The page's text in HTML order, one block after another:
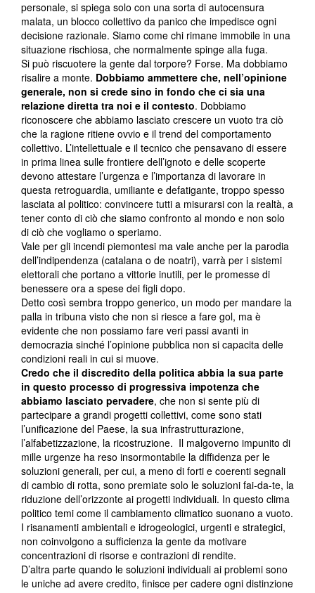
personale, si spiega solo con una sorta di autocensura
malata, un blocco collettivo da panico che impedisce ogni
decisione razionale. Siamo come chi rimane immobile in una
situazione rischiosa, che normalmente spinge alla fuga.
Si può riscuotere la gente dal torpore? Forse. Ma dobbiamo
risalire a monte. Dobbiamo ammettere che, nell’opinione
generale, non si crede sino in fondo che ci sia una
relazione diretta tra noi e il contesto. Dobbiamo
riconoscere che abbiamo lasciato crescere un vuoto tra ciò
che la ragione ritiene ovvio e il trend del comportamento
collettivo. L’intellettuale e il tecnico che pensavano di essere
in prima linea sulle frontiere dell’ignoto e delle scoperte
devono attestare l’urgenza e l’importanza di lavorare in
questa retroguardia, umiliante e defatigante, troppo spesso
lasciata al politico: convincere tutti a misurarsi con la realtà, a
tener conto di ciò che siamo confronto al mondo e non solo
di ciò che vogliamo o speriamo.
Vale per gli incendi piemontesi ma vale anche per la parodia
dell’indipendenza (catalana o de noatri), varrà per i sistemi
elettorali che portano a vittorie inutili, per le promesse di
benessere ora a spese dei figli dopo.
Detto così sembra troppo generico, un modo per mandare la
palla in tribuna visto che non si riesce a fare gol, ma è
evidente che non possiamo fare veri passi avanti in
democrazia sinché l’opinione pubblica non si capacita delle
condizioni reali in cui si muove.
Credo che il discredito della politica abbia la sua parte
in questo processo di progressiva impotenza che
abbiamo lasciato pervadere, che non si sente più di
partecipare a grandi progetti collettivi, come sono stati
l’unificazione del Paese, la sua infrastrutturazione,
l’alfabetizzazione, la ricostruzione. Il malgoverno impunito di
mille urgenze ha reso insormontabile la diffidenza per le
soluzioni generali, per cui, a meno di forti e coerenti segnali
di cambio di rotta, sono premiate solo le soluzioni fai-da-te, la
riduzione dell’orizzonte ai progetti individuali. In questo clima
politico temi come il cambiamento climatico suonano a vuoto.
I risanamenti ambientali e idrogeologici, urgenti e strategici,
non coinvolgono a sufficienza la gente da motivare
concentrazioni di risorse e contrazioni di rendite.
D’altra parte quando le soluzioni individuali ai problemi sono
le uniche ad avere credito, finisce per cadere ogni distinzione